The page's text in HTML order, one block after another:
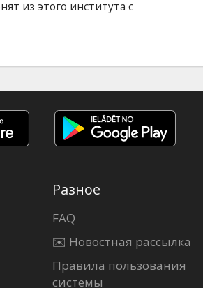
из этого института с
через всю
с субтитрами на
кинофестивале
Разное
FAQ
✉️ Новостная рассылка
Правила пользования
системы